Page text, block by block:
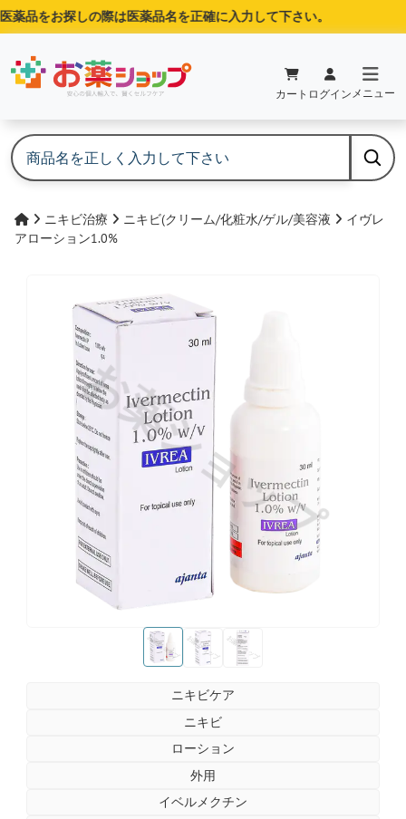
品をお探しの際は医薬品名を正確に入力して下さい。
カート ログイン メニュー
ニキビ治療 ニキビ(クリーム/化粧水/ゲル/美容液
イヴレ
アローション1.0%
お薬ショップ
お薬ショップ お薬ショップ お薬ショップ
ニキビケア
ニキビ
ローション
外用
イベルメクチン